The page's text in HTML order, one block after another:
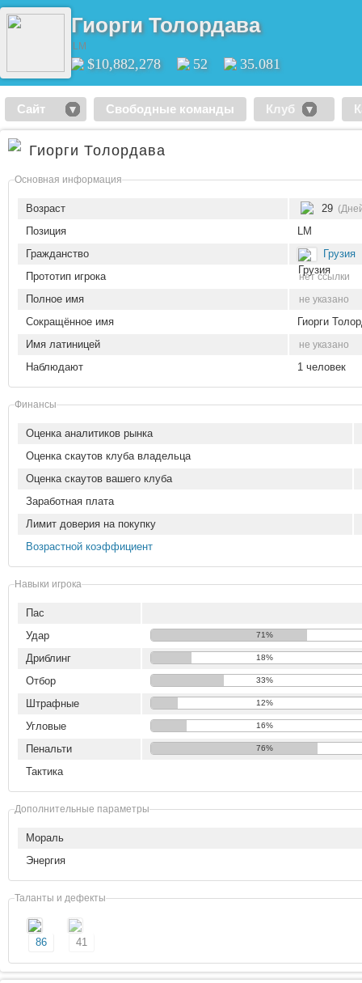
Гиорги Толордава
LM
$10,882,278 52 35.081
Сайт Свободные команды Клуб
Гиорги Толордава
Основная информация
Возраст 29
Позиция
LM
Гражданство
Грузия
Прототип игрока
нет ссылки
Полное имя не указано
Сокращённое имя
Гиорги
Имя латиницей
не указано
Наблюдают 1 человек
Финансы
Оценка аналитиков рынка
Оценка скаутов клуба владельца
Оценка скаутов вашего клуба
Заработная плата
Лимит доверия на покупку
Возрастной коэффициент
Навыки игрока
Пас
Удар
71%
Дриблинг 18%
Отбор 33%
Штрафные 12%
Угловые 16%
Пенальти 76%
Тактика
Дополнительные параметры
Мораль
Энергия
Таланты и дефекты
86 41